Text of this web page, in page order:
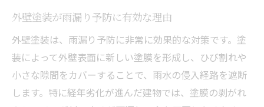
外壁塗装が雨漏り予防に有効な理由
外壁塗装は、雨漏り予防に非常に効果的な対策です。塗
装によって外壁表面に新しい塗膜を形成し、ひび割れや
小さな隙間をカバーすることで、雨水の侵入経路を遮断
します。特に経年劣化が進んだ建物では、塗膜の剥がれ